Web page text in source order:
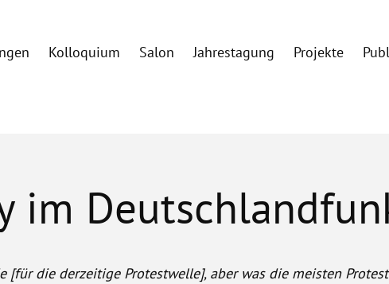
Kolloquium Salon Jahrestagung Projekte
im
die derzeitige Protestwelle], aber was die meisten